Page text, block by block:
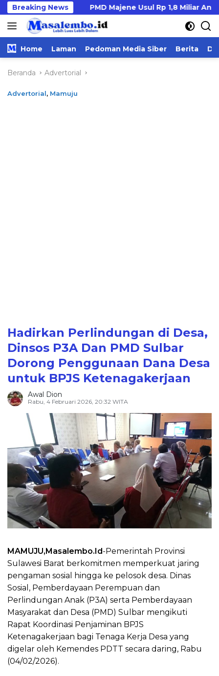
Langsung
ke
konten
Breaking NewsPMD Majene Usul Rp 1,8 Miliar Anggaran
Home Laman Pedoman Media Siber Berita
Beranda Advertorial
Advertorial, Mamuju
Hadirkan Perlindungan di Desa,
Dinsos P3A Dan PMD Sulbar
Dorong Penggunaan Dana Desa
untuk BPJS Ketenagakerjaan
Awal Dion
Rabu, 4 Februari 2026, 20:32 WITA
MAMUJU,Masalembo.Id-Pemerintah Provinsi
Sulawesi Barat berkomitmen memperkuat jaring
pengaman sosial hingga ke pelosok desa. Dinas
Sosial, Pemberdayaan Perempuan dan
Perlindungan Anak (P3A) serta Pemberdayaan
Masyarakat dan Desa (PMD) Sulbar mengikuti
Rapat Koordinasi Penjaminan BPJS
Ketenagakerjaan bagi Tenaga Kerja Desa yang
digelar oleh Kemendes PDTT secara daring, Rabu
(04/02/2026).